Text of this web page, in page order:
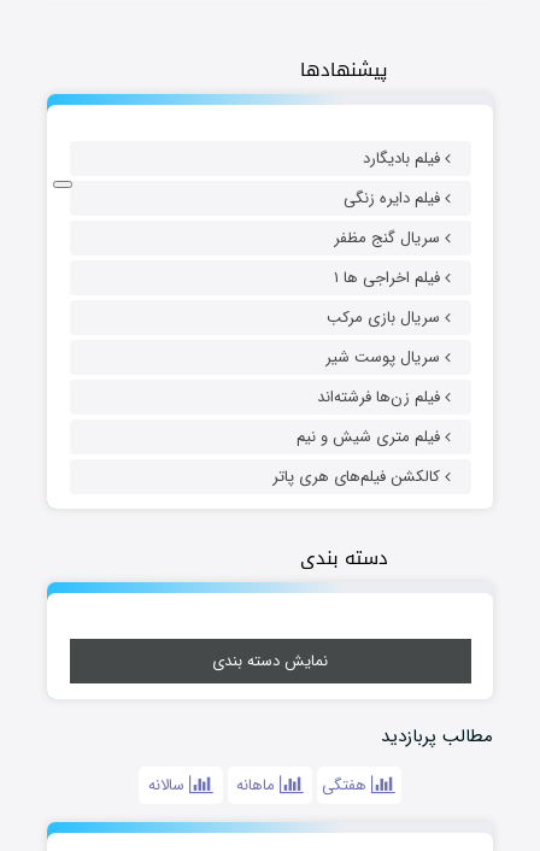
پیشنهادها
فیلم بادیگارد
فیلم دایره زنگی
سریال گنج مظفر
فیلم اخراجی ها ۱
سریال بازی مرکب
سریال پوست شیر
فیلم زن‌ها فرشته‌اند
فیلم متری شیش و نیم
کالکشن فیلم‌های هری پاتر
دسته بندی
نمایش دسته بندی
مطالب پربازدید
هفتگی ماهانه سالانه